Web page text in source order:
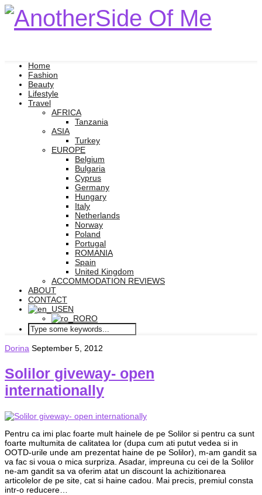
Home
Fashion
Beauty
Lifestyle
Travel
AFRICA
Tanzania
ASIA
Turkey
EUROPE
Belgium
Bulgaria
Cyprus
Germany
Hungary
Italy
Netherlands
Norway
Poland
Portugal
ROMANIA
Spain
United Kingdom
ACCOMMODATION REVIEWS
ABOUT
CONTACT
EN
RO
Dorina September 5, 2012
Solilor giveway- open
internationally
Pentru ca imi plac foarte mult hainele de pe Solilor si pentru ca sunt
foarte multumita de calitatea lor (dupa cum ati putut vedea si in
OOTD-urile unde am prezentat haine de pe Solilor), m-am gandit sa
va fac si voua o mica surpriza. Asadar, impreuna cu cei de la Solilor
ne-am gandit sa va oferim atat un discount la achizitionarea
articolelor de pe site, cat si haine cadou. Mai precis, premiul consta
intr-o reducere…